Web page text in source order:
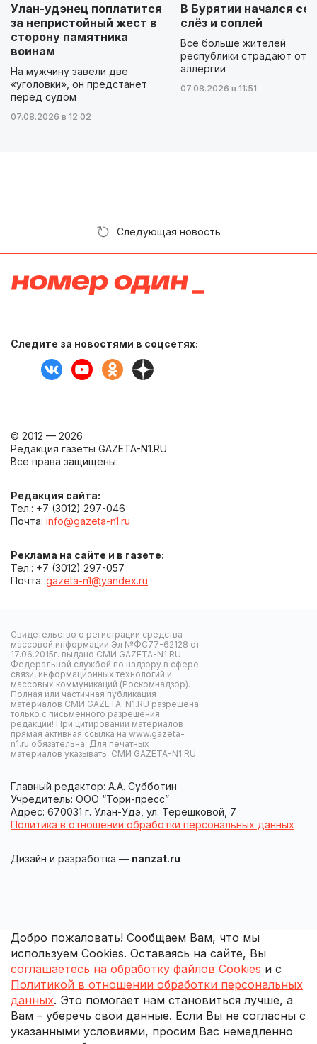
Улан-удэнец поплатится
за непристойный жест в
сторону памятника
воинам
На мужчину завели две
«уголовки», он предстанет
перед судом
07.08.2026 в 12:02
В Бурятии начался
слёз и соплей
Все больше жителей
республики страдают от
аллергии
07.08.2026 в 11:51
Следующая новость
Следите за новостями в соцсетях:
© 2012 — 2026
Редакция газеты GAZETA-N1.RU
Все права защищены.
Редакция сайта:
Тел.: +7 (3012) 297-046
Почта: info@gazeta-n1.ru
Реклама на сайте и в газете:
Тел.: +7 (3012) 297-057
Почта: gazeta-n1@yandex.ru
Свидетельство о регистрации средства
массовой информации Эл №ФС77-62128 от
17.06.2015г. выдано СМИ GAZETA-N1.RU
Федеральной службой по надзору в сфере
связи, информационных технологий и
массовых коммуникаций (Роскомнадзор).
Полная или частичная публикация
материалов СМИ GAZETA-N1.RU разрешена
только с письменного разрешения
редакции! При цитировании материалов
прямая активная ссылка на www.gazeta-
n1.ru обязательна. Для печатных
материалов указывать: СМИ GAZETA-N1.RU
Главный редактор: А.А. Субботин
Учредитель: ООО “Тори-пресс”
Адрес: 670031 г. Улан-Удэ, ул. Терешковой, 7
Политика в отношении обработки персональных данных
Дизайн и разработка — nanzat.ru
Добро пожаловать! Сообщаем Вам, что мы
используем Cookies. Оставаясь на сайте, Вы
соглашаетесь на обработку файлов Cookies и с
Политикой в отношении обработки персональных
данных. Это помогает нам становиться лучше, а
Вам – уберечь свои данные. Если Вы не согласны с
указанными условиями, просим Вас немедленно